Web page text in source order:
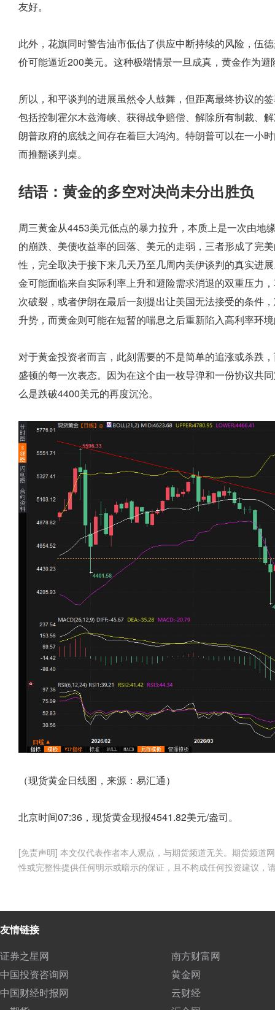
友好。
此外，花旗同时警告油市低估了供应中断持续的风险，伍
价可能逼近200美元。这种极端情景一旦成真，黄金作为
所以，和平谈判的进展虽然令人鼓舞，但距离最终协议的
包括控制霍尔木兹海峡、获得战争赔偿、解除所有制裁
朗普政府的底线之间存在着巨大鸿沟。特朗普可以在一小
而推翻谈判桌。
结语：黄金的多空对决尚未分出胜负
周三黄金从4453美元低点的暴力拉升，本质上是一次由地
的崩跌、美债收益率的回落、美元的走弱，三者形成了完
性，完全取决于接下来几天乃至几周内美伊谈判的真实进
金可能面临来自实际利率上升和避险需求消退的双重压力
次破裂，或者伊朗在最后一刻提出让美国无法接受的条件
升势，而黄金则可能在短暂的喘息之后重新陷入高利率环
对于黄金投资者而言，此刻需要的不是简单的追涨或杀跌
盛顿的每一次表态。因为在这个由一枚导弹和一份协议共
么是跌破4400美元的再度沉沦。
（现货黄金日线图，来源：易汇通）
北京时间07:36，现货黄金现报4541.82美元/盎司。
[免责声明] 本文仅代表作者本人观点，与期货频道无关。期货频道
性或完整性提供任何明示或暗示的保证，且不构成任何投资建议，
友情链接
证券之星网
南方财富网
中国投资咨询网
黄金网
中国财经时报网
云财经